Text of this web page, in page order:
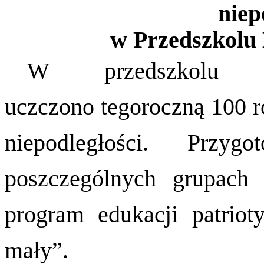
w
W przedszkolu
uczczono tegoroczną 100
niepodległości.
poszczególnych
program edukacji
mały”.